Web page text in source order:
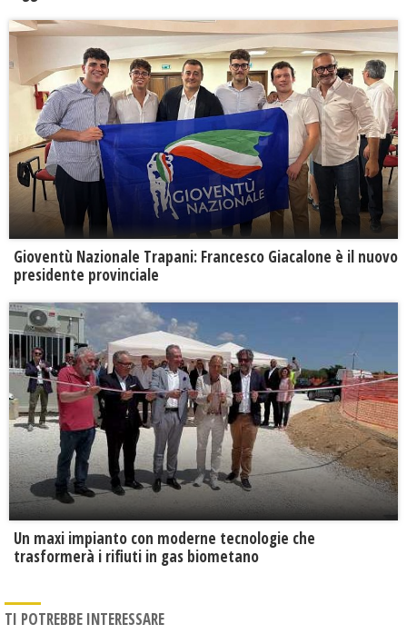
Gioventù Nazionale Trapani: Francesco Giacalone è il nuovo
presidente provinciale
Un maxi impianto con moderne tecnologie che
trasformerà i rifiuti in gas biometano
TI POTREBBE INTERESSARE